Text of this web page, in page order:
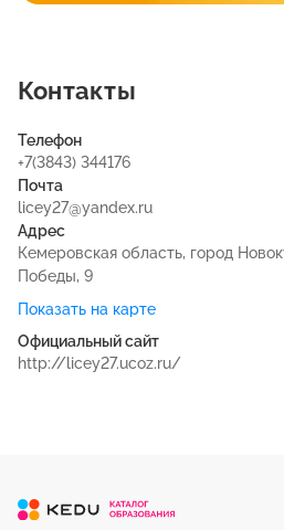
Контакты
Телефон
+7(3843) 344176
Почта
licey27@yandex.ru
Адрес
Кемеровская область, город
Победы, 9
Показать на карте
Официальный сайт
http://licey27.ucoz.ru/